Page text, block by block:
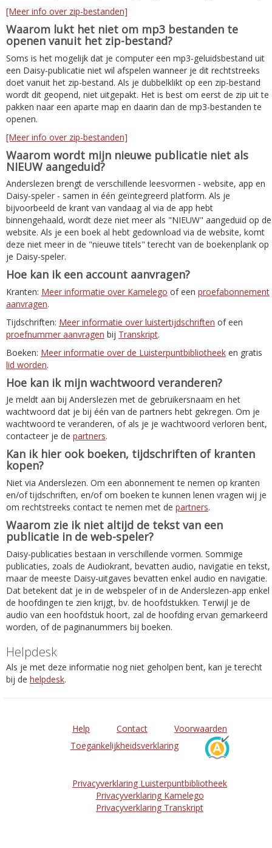
[Meer info over zip-bestanden]
Waarom lukt het niet om mp3 bestanden te
openen vanuit het zip-bestand?
Soms is het mogelijk dat je computer een mp3-geluidsbestand uit
een Daisy-publicatie niet wil afspelen wanneer je dit rechtstreeks
doet vanuit het zip-bestand. Als je dubbelklikt op een zip-bestand
wordt dit geopend, niet uitgepakt. Het is best om eerst de zip uit te
pakken naar een aparte map en daarin dan de mp3-bestanden te
openen.
[Meer info over zip-bestanden]
Waarom wordt mijn nieuwe publicatie niet als
NIEUW aangeduid?
Anderslezen brengt de verschillende leesvormen - website, app en
Daisy-speler - samen in één geïntegreerd platform. Als je
bijvoorbeeld de krant van vandaag al via de app hebt
binnengehaald, wordt deze niet meer als "NIEUW" aangeduid op de
website. Als je een boek al hebt gedownload via de website, komt
deze niet meer in de "nieuwe titels" terecht van de boekenplank op
je Daisy-speler.
Hoe kan ik een account aanvragen?
Kranten: Meer informatie over Kamelego of een proefabonnement
aanvragen.
Tijdschriften: Meer informatie over luistertijdschriften of een
proefnummer aanvragen bij Transkript.
Boeken: Meer informatie over de Luisterpuntbibliotheek en gratis
lid worden.
Hoe kan ik mijn wachtwoord veranderen?
Je meldt aan bij Anderslezen met de gebruikersnaam en het
wachtwoord dat je bij één van de partners hebt gekregen. Om je
wachtwoord te veranderen, of als je je wachtwoord verloren bent,
contacteer je de partners.
Kan ik hier ook boeken, tijdschriften of kranten
kopen?
Niet via Anderslezen. Om een abonnement te nemen op kranten
en/of tijdschriften, en/of om boeken te kunnen lenen vragen wij je
om rechtstreeks contact te nemen met de partners.
Waarom zie ik niet altijd de tekst van een
publicatie in de web-speler?
Daisy-publicaties bestaan in verschillende vormen. Sommige
publicaties, zoals de Audiokrant, bevatten audio, navigatie en tekst,
maar de meeste Daisy-uitgaves bevatten enkel audio en navigatie.
Dat betekent dat je in de webspeler of in de Anderslezen-app enkel
de hoofdingen te zien krijgt, bv. de hoofdstukken. Terwijl je de
audio van een hoofdstuk hoort, zal de hoofding ervan gemarkeerd
worden, of de paginanummers bij boeken.
Helpdesk
Als je met deze informatie nog niet geholpen bent, kan je terecht
bij de helpdesk.
Help Contact
Voorwaarden
Toegankelijkheidsverklaring
Privacyverklaring Luisterpuntbibliotheek
Privacyverklaring Kamelego
Privacyverklaring Transkript